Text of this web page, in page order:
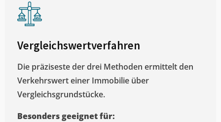
Vergleichswertverfahren
Die präziseste der drei Methoden ermittelt den
Verkehrswert einer Immobilie über
Vergleichsgrundstücke.
Besonders geeignet für: